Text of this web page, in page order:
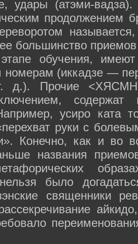
удары (атэми-
продолжением
большинство
обучения,
номерам (иккадзе —
д.). Прочие
содержат
усиро ката
руки с
Конечно, как и во
названия
было
священники